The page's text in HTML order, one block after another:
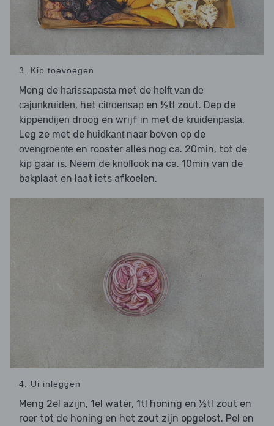
3. Kip toevoegen
Meng de harissapasta met de helft van de
cajunkruiden, het citroensap en ½tl zout. Dep de
kippendijen droog en wrijf in met de kruidenpasta.
Leg ze met de huidkantnaar boven op de
ovengroente en rooster alles nog ca. 20min, tot de
kip gaar is. Neem de knoflook na ca. 10min van de
bakplaat en laat iets afkoelen.
4. Ui inleggen
Meng 2el azijn, 1el water, 1tl honing en ½tl zout en
roer tot de honing en het zout zijn opgelost. Pel en